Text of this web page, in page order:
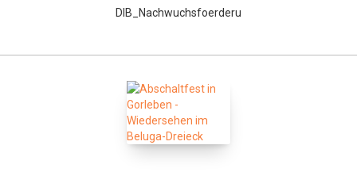
DIB_Nachwuchsfoerderu